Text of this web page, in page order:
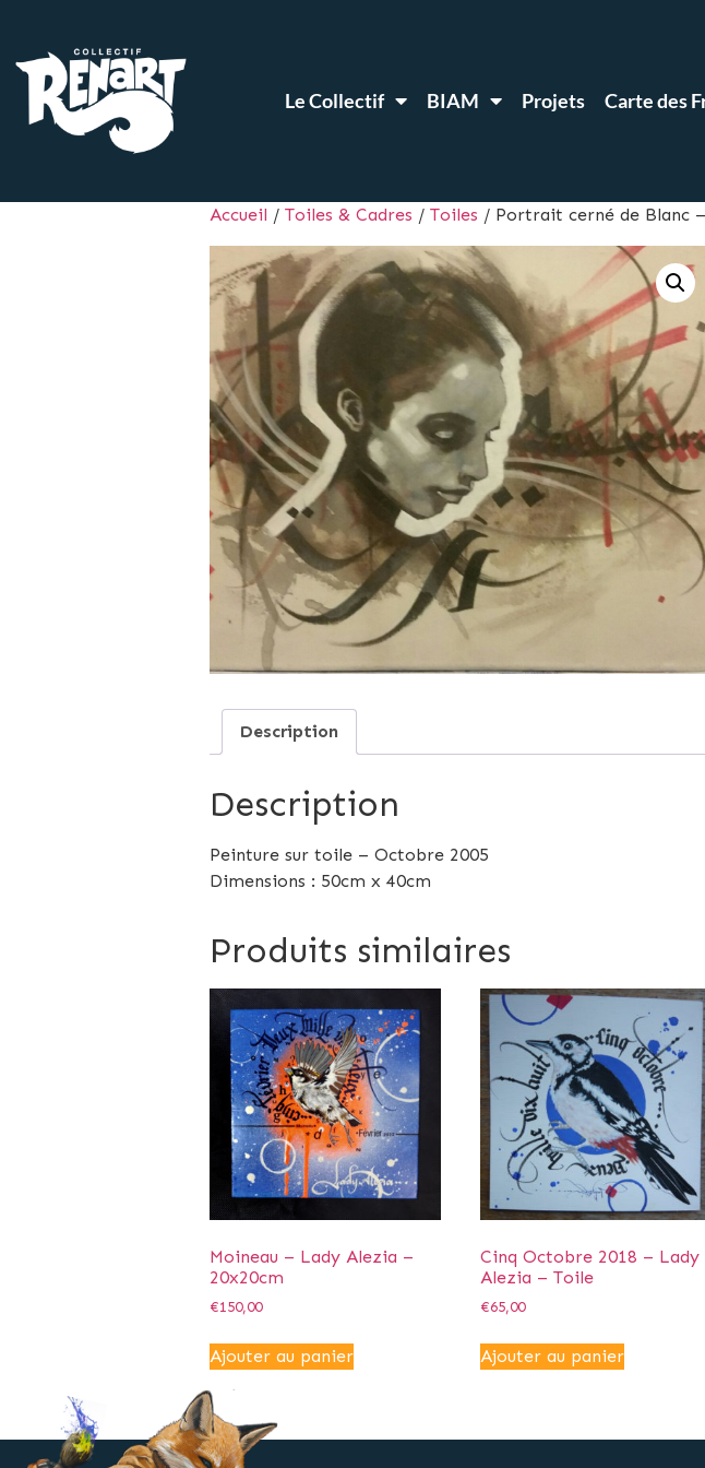
Le Collectif BIAM Projets Carte des
Accueil / Toiles & Cadres / Toiles / Portrait cerné de Blanc
Description
Description
Peinture sur toile – Octobre 2005
Dimensions : 50cm x 40cm
Produits similaires
Moineau – Lady Alezia –
20x20cm
€150,00
Ajouter au panier
Cinq Octobre 2018 – Lady
Alezia – Toile
€65,00
Ajouter au panier